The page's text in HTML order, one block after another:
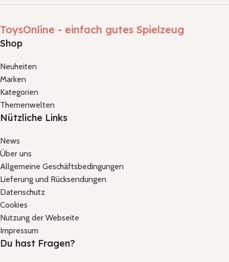
ToysOnline - einfach gutes Spielzeug
Shop
Neuheiten
Marken
Kategorien
Themenwelten
Nützliche Links
News
Über uns
Allgemeine Geschäftsbedingungen
Lieferung und Rücksendungen
Datenschutz
Cookies
Nutzung der Webseite
Impressum
Du hast Fragen?